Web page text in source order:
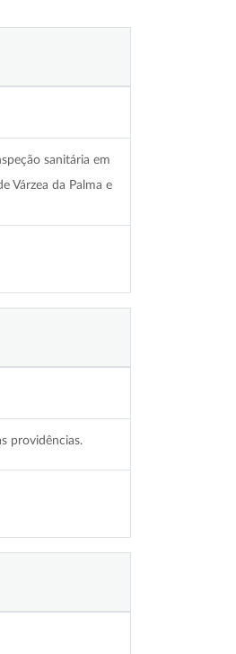
sanitária em
Várzea da Palma e
providências.